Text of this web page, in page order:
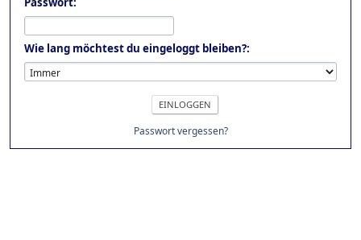
Wie lang möchtest du eingeloggt bleiben?:
Passwort vergessen?